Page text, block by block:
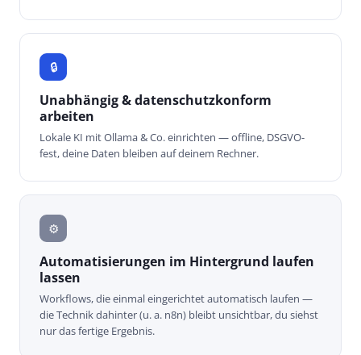
🔒
Unabhängig & datenschutzkonform
arbeiten
Lokale KI mit Ollama & Co. einrichten — offline, DSGVO-
fest, deine Daten bleiben auf deinem Rechner.
⚙️
Automatisierungen im Hintergrund laufen
lassen
Workflows, die einmal eingerichtet automatisch laufen —
die Technik dahinter (u. a. n8n) bleibt unsichtbar, du siehst
nur das fertige Ergebnis.